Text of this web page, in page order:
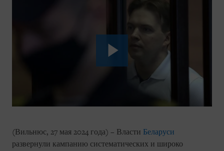
(Вильнюс, 27 мая 2024 года) – Власти Беларуси
развернули кампанию систематических и широко